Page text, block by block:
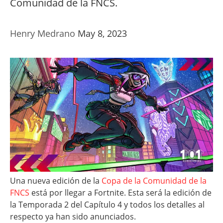
Henry Medrano May 8, 2023
Una nueva edición de la Copa de la Comunidad de la
FNCS está por llegar a Fortnite. Esta será la edición de
la Temporada 2 del Capítulo 4 y todos los detalles al
respecto ya han sido anunciados.